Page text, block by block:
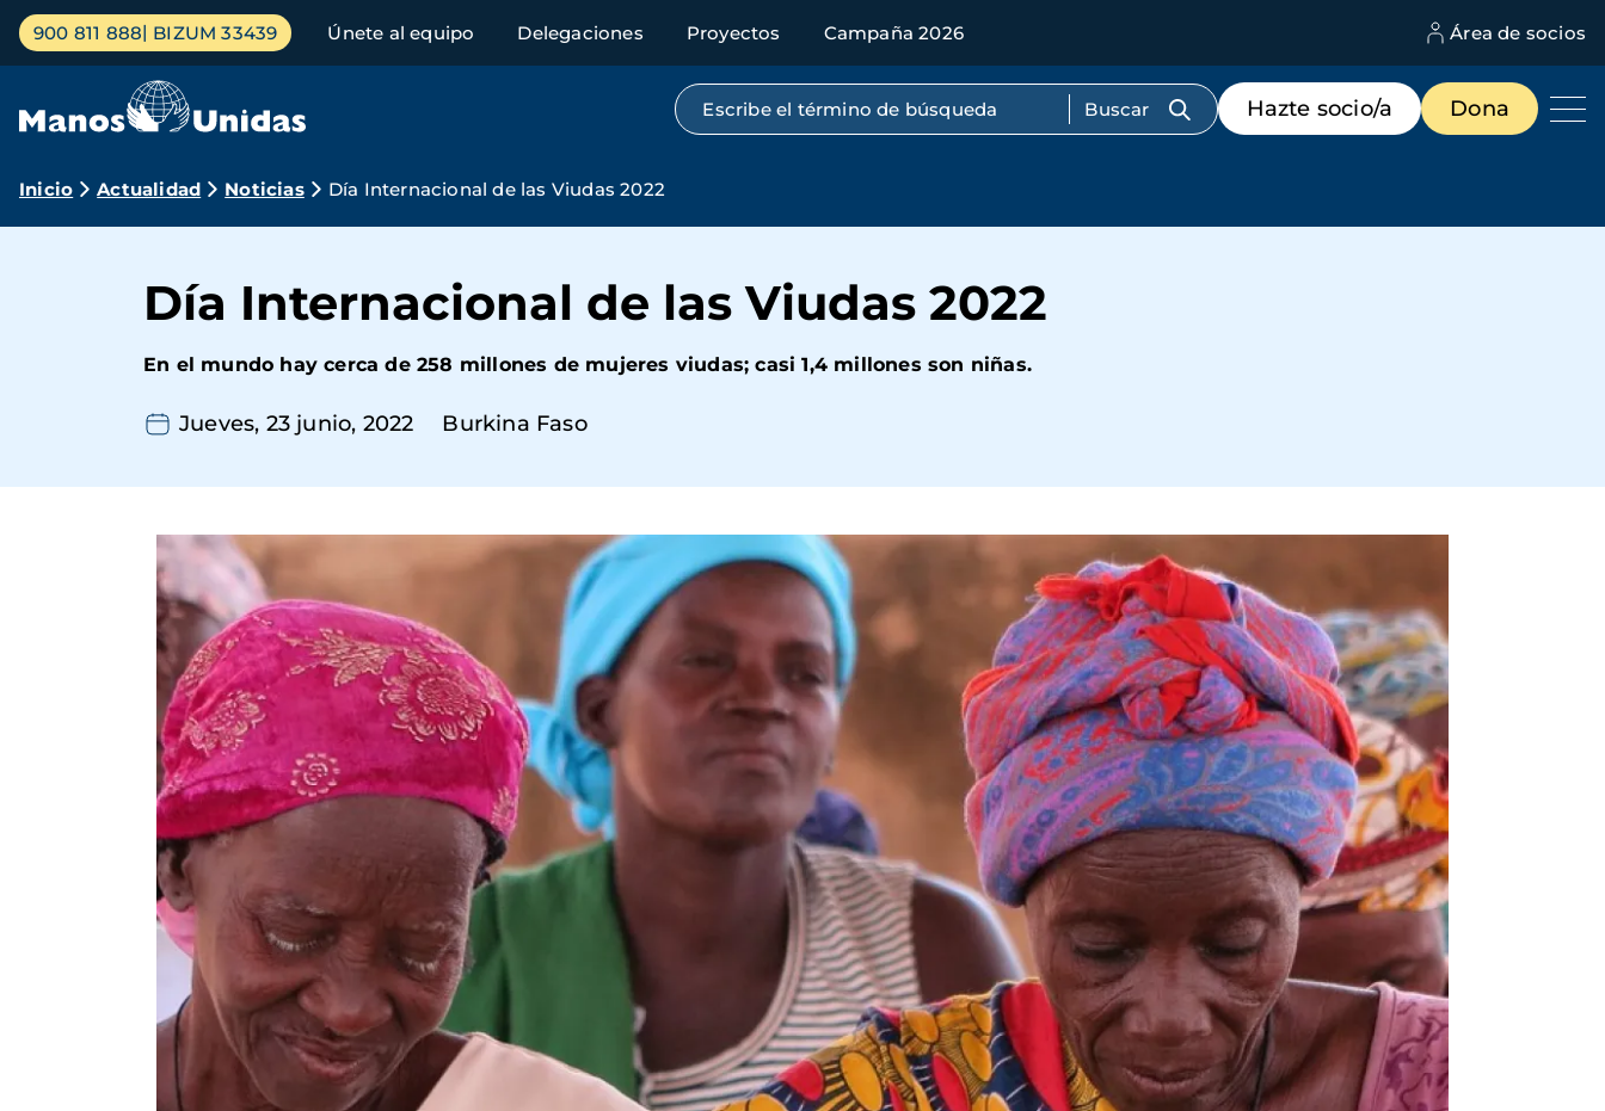
Pasar
contenido
Menú
principal
900 811 888 BIZUM 33439 Únete al equipo Delegaciones Proyectos Campaña 2026 Área de socios
Búsqueda por texto completo
Menú
de
destacados
Hazte socio/a Dona
Ruta
navegación
Inicio Actualidad Noticias Día Internacional de las Viudas 2022
Día Internacional de las Viudas 2022
En el mundo hay cerca de 258 millones de mujeres viudas; casi 1,4 millones son niñas.
Jueves, 23 junio, 2022 Burkina Faso